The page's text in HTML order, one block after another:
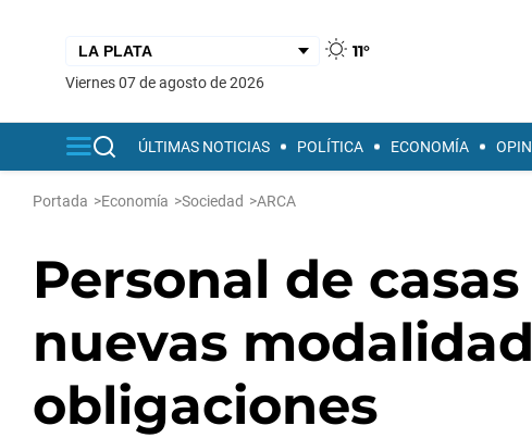
11°
viernes 07 de agosto de 2026
ÚLTIMAS NOTICIAS POLÍTICA ECONOMÍA
Portada >Economía >Sociedad >ARCA
Personal de
nuevas
obligaciones